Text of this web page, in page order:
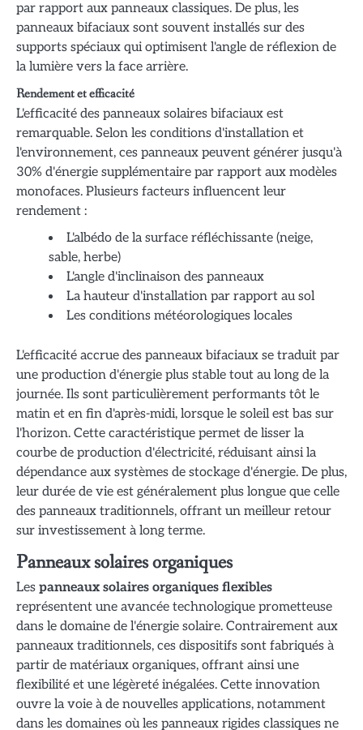
par rapport aux panneaux classiques. De plus, les
panneaux bifaciaux sont souvent installés sur des
supports spéciaux qui optimisent l'angle de réflexion de
la lumière vers la face arrière.
Rendement et efficacité
L'efficacité des panneaux solaires bifaciaux est
remarquable. Selon les conditions d'installation et
l'environnement, ces panneaux peuvent générer jusqu'à
30% d'énergie supplémentaire par rapport aux modèles
monofaces. Plusieurs facteurs influencent leur
rendement :
L'albédo de la surface réfléchissante (neige,
sable, herbe)
L'angle d'inclinaison des panneaux
La hauteur d'installation par rapport au sol
Les conditions météorologiques locales
L'efficacité accrue des panneaux bifaciaux se traduit par
une production d'énergie plus stable tout au long de la
journée. Ils sont particulièrement performants tôt le
matin et en fin d'après-midi, lorsque le soleil est bas sur
l'horizon. Cette caractéristique permet de lisser la
courbe de production d'électricité, réduisant ainsi la
dépendance aux systèmes de stockage d'énergie. De plus,
leur durée de vie est généralement plus longue que celle
des panneaux traditionnels, offrant un meilleur retour
sur investissement à long terme.
Panneaux solaires organiques
Les panneaux solaires organiques flexibles
représentent une avancée technologique prometteuse
dans le domaine de l'énergie solaire. Contrairement aux
panneaux traditionnels, ces dispositifs sont fabriqués à
partir de matériaux organiques, offrant ainsi une
flexibilité et une légèreté inégalées. Cette innovation
ouvre la voie à de nouvelles applications, notamment
dans les domaines où les panneaux rigides classiques ne